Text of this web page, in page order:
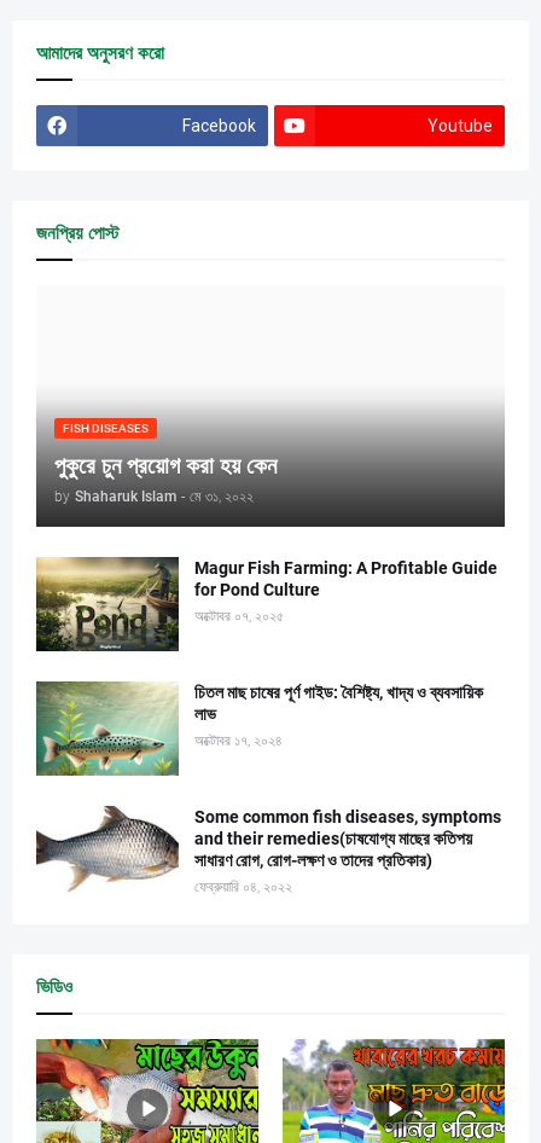
আমাদের অনুসরণ করো
Facebook Youtube
জনপ্রিয় পোস্ট
FISH DISEASES
পুকুরে চুন প্রয়োগ করা হয় কেন
by Shaharuk Islam - মে ৩১, ২০২২
Magur Fish Farming: A Profitable Guide
for Pond Culture
অক্টোবর ০৭, ২০২৫
চিতল মাছ চাষের পূর্ণ গাইড: বৈশিষ্ট্য, খাদ্য ও ব্যবসায়িক
লাভ
অক্টোবর ১৭, ২০২৪
Some common fish diseases, symptoms
and their remedies(চাষযোগ্য মাছের কতিপয়
সাধারণ রোগ, রোগ-লক্ষণ ও তাদের প্রতিকার)
ফেব্রুয়ারি ০৪, ২০২২
ভিডিও